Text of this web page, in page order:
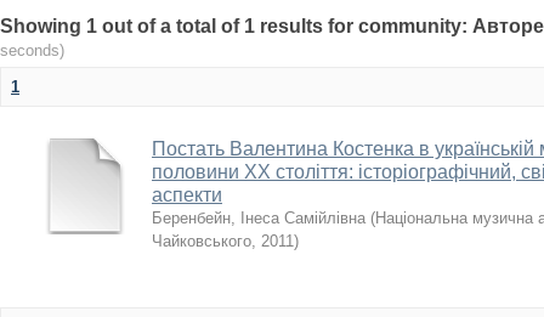
Showing 1 out of a total of 1 results for community:
seconds)
1
Постать Валентина Костенка в українській
половини XX століття: історіографічний,
аспекти
Беренбейн, Інеса Самійлівна (Національна музична
Чайковського, 2011)